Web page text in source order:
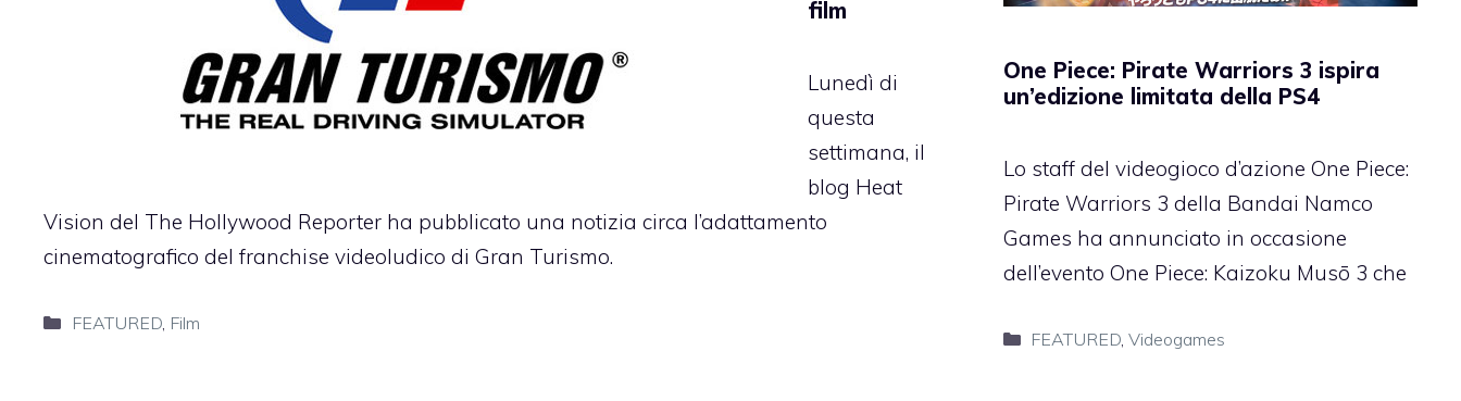
film
Lunedì di
questa
settimana, il
blog Heat
Vision del The Hollywood Reporter ha pubblicato una notizia circa l’adattamento
cinematografico del franchise videoludico di Gran Turismo.
Categorie
FEATURED, Film
One Piece: Pirate Warriors 3 ispira
un’edizione limitata della PS4
Lo staff del videogioco d’azione One Piece:
Pirate Warriors 3 della Bandai Namco
Games ha annunciato in occasione
dell’evento One Piece: Kaizoku Musō 3 che
Categorie
FEATURED ,Videogames